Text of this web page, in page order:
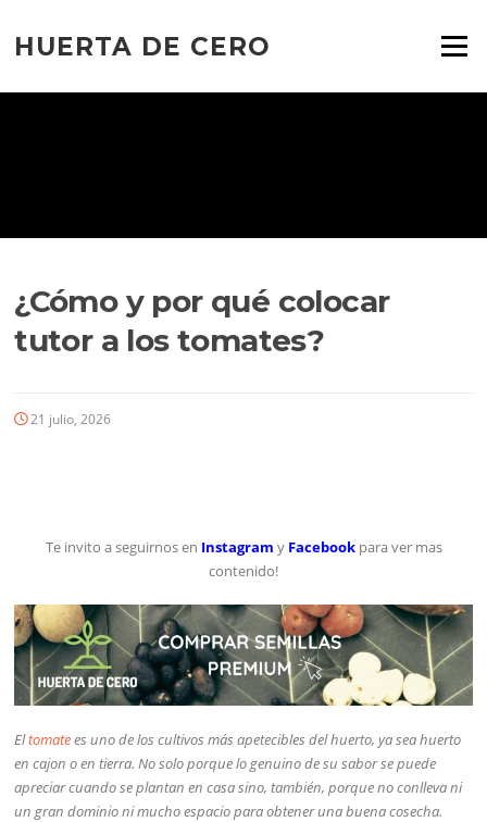
contenido
HUERTA DE CERO Menú
¿Cómo y por qué colocar
tutor a los tomates?
21 julio, 2026
Te invito a seguirnos en Instagram y Facebook para ver mas
contenido!
Eltomatees uno de los cultivos más apetecibles del huerto, ya sea huerto
en cajon o en tierra. No solo porque lo genuino de su sabor se puede
apreciar cuando se plantan en casa sino, también, porque no conlleva ni
un gran dominio ni mucho espacio para obtener una buena cosecha.